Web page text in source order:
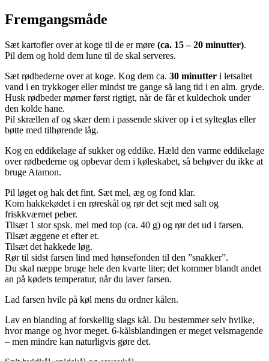
Fremgangsmåde
Sæt kartofler over at koge til de er møre (ca. 15 – 20 minutter).
Pil dem og hold dem lune til de skal serveres.
Sæt rødbederne over at koge. Kog dem ca. 30 minutter i letsaltet
vand i en trykkoger eller mindst tre gange så lang tid i en alm. gryde.
Husk rødbeder mørner først rigtigt, når de får et kuldechok under
den kolde hane.
Pil skrællen af og skær dem i passende skiver op i et sylteglas eller
bøtte med tilhørende låg.
Kog en eddikelage af sukker og eddike. Hæld den varme eddikelage
over rødbederne og opbevar dem i køleskabet, så behøver du ikke at
bruge Atamon.
Pil løget og hak det fint. Sæt mel, æg og fond klar.
Kom hakkekødet i en røreskål og rør det sejt med salt og
friskkværnet peber.
Tilsæt 1 stor spsk. mel med top (ca. 40 g) og rør det ud i farsen.
Tilsæt æggene et efter et.
Tilsæt det hakkede løg.
Rør til sidst farsen lind med hønsefonden til den ”snakker”.
Du skal næppe bruge hele den kvarte liter; det kommer blandt andet
an på kødets temperatur, når du laver farsen.
Lad farsen hvile på køl mens du ordner kålen.
Lav en blanding af forskellig slags kål. Du bestemmer selv hvilke,
hvor mange og hvor meget. 6-kålsblandingen er meget velsmagende
– men mindre kan naturligvis gøre det.